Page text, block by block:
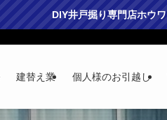
DIY井戸掘り専門店ホウワ
建替え業 個人様のお引越し